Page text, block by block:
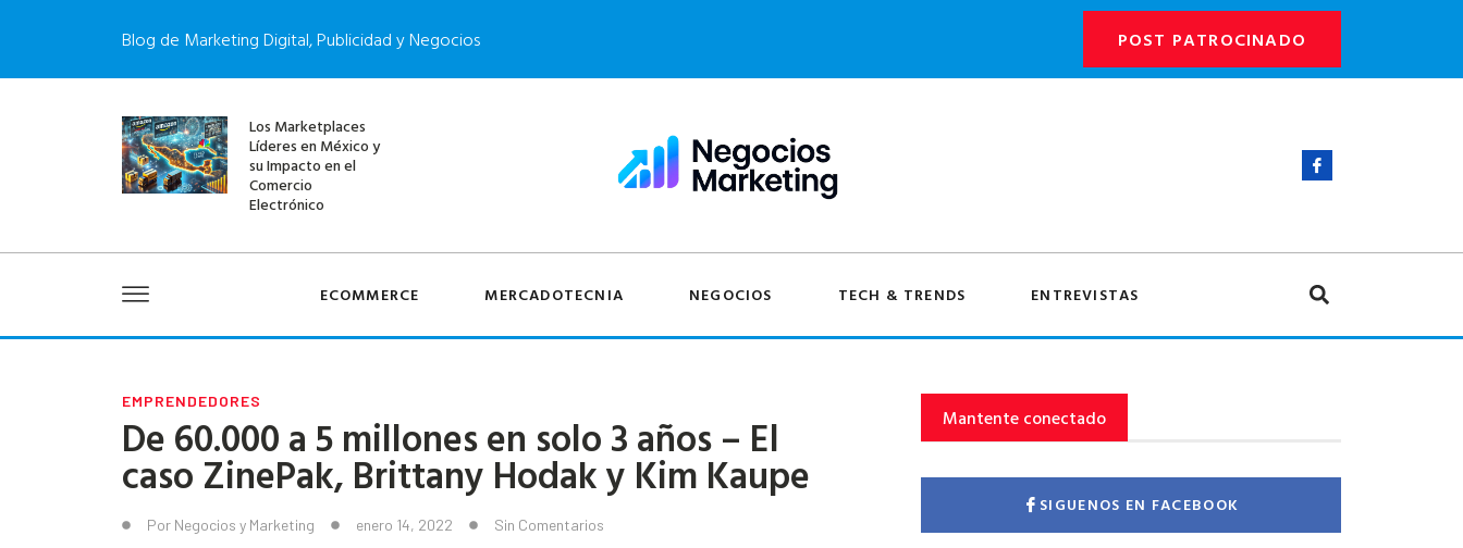
Blog de Marketing Digital, Publicidad y Negocios POST PATROCINADO
Los Marketplaces
Líderes en México y
su Impacto en el
Comercio
Electrónico
ECOMMERCE MERCADOTECNIA NEGOCIOS TECH & TRENDS ENTREVISTAS
EMPRENDEDORES
De 60.000 a 5 millones en solo 3 años – El
caso ZinePak, Brittany Hodak y Kim Kaupe
Por Negocios y Marketing enero 14, 2022 Sin Comentarios
Mantente conectado
SIGUENOS EN FACEBOOK